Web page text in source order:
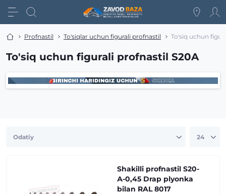
Profnastil To'siqlar uchun figurali profnastil To'siq uchun
To'siq uchun figurali profnastil S20A
Shakilli profnastil S20-
А-0,45 Drap plyonka
bilan RAL 8017